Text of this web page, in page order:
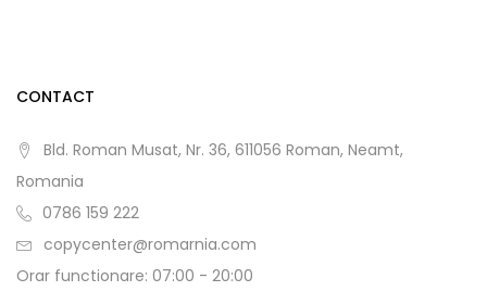
CONTACT
Bld. Roman Musat, Nr. 36, 611056 Roman, Neamt,
Romania
0786 159 222
copycenter@romarnia.com
Orar functionare: 07:00 - 20:00